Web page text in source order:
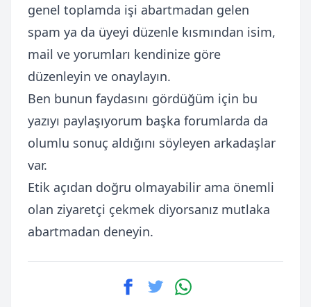
genel toplamda işi abartmadan gelen
spam ya da üyeyi düzenle kısmından isim,
mail ve yorumları kendinize göre
düzenleyin ve onaylayın.
Ben bunun faydasını gördüğüm için bu
yazıyı paylaşıyorum başka forumlarda da
olumlu sonuç aldığını söyleyen arkadaşlar
var.
Etik açıdan doğru olmayabilir ama önemli
olan ziyaretçi çekmek diyorsanız mutlaka
abartmadan deneyin.